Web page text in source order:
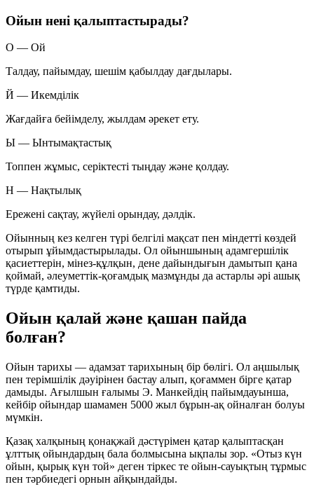
Ойын нені қалыптастырады?
О — Ой
Талдау, пайымдау, шешім қабылдау дағдылары.
Й — Икемділік
Жағдайға бейімделу, жылдам әрекет ету.
Ы — Ынтымақтастық
Топпен жұмыс, серіктесті тыңдау және қолдау.
Н — Нақтылық
Ережені сақтау, жүйелі орындау, дәлдік.
Ойынның кез келген түрі белгілі мақсат пен міндетті көздей
отырып ұйымдастырылады. Ол ойыншының адамгершілік
қасиеттерін, мінез-құлқын, дене дайындығын дамытып қана
қоймай, әлеуметтік-қоғамдық мазмұнды да астарлы әрі ашық
түрде қамтиды.
Ойын қалай және қашан пайда
болған?
Ойын тарихы — адамзат тарихының бір бөлігі. Ол аңшылық
пен терімшілік дәуірінен бастау алып, қоғаммен бірге қатар
дамыды. Ағылшын ғалымы Э. Манкейдің пайымдауынша,
кейбір ойындар шамамен 5000 жыл бұрын-ақ ойналған болуы
мүмкін.
Қазақ халқының қонақжай дәстүрімен қатар қалыптасқан
ұлттық ойындардың бала болмысына ықпалы зор. «Отыз күн
ойын, қырық күн той» деген тіркес те ойын-сауықтың тұрмыс
пен тәрбиедегі орнын айқындайды.